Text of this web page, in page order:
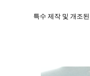
특수 제작 및 개조